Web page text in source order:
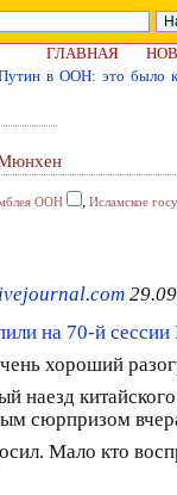
ГЛАВНАЯ
в ООН: это было
ООН , Исламское
на 70-й
хороший
наезд
сюрпризом
Мало кто